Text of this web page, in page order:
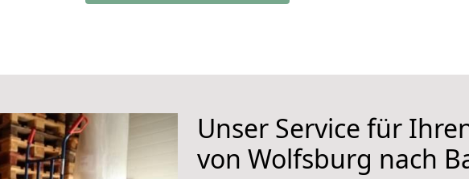
Unser Service für
von Wolfsburg nach